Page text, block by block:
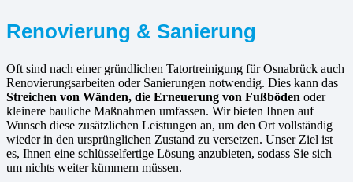
Renovierung & Sanierung
Oft sind nach einer gründlichen Tatortreinigung für Osnabrück auch
Renovierungsarbeiten oder Sanierungen notwendig. Dies kann das
Streichen von Wänden, die Erneuerung von Fußböden oder
kleinere bauliche Maßnahmen umfassen. Wir bieten Ihnen auf
Wunsch diese zusätzlichen Leistungen an, um den Ort vollständig
wieder in den ursprünglichen Zustand zu versetzen. Unser Ziel ist
es, Ihnen eine schlüsselfertige Lösung anzubieten, sodass Sie sich
um nichts weiter kümmern müssen.